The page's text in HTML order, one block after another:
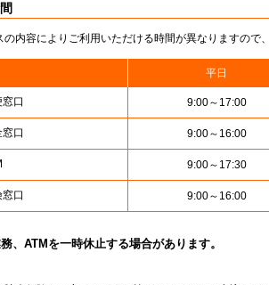
内容によりご利用いただける時間が異なりますので
平日
口 9:00～17:00
口 9:00～16:00
9:00～17:30
口 9:00～16:00
、ATMを一時休止する場合があります。